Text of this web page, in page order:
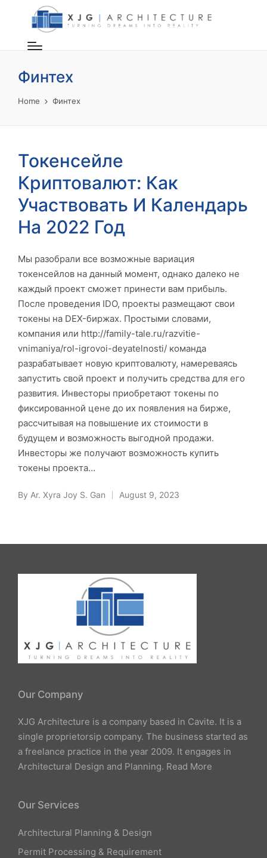
Финтех
Home Финтех
Токенсейле
Криптовалют: Как
Участвовать И Календарь
На 2022 Год
Мы разобрали все возможные вариация
токенсейлов на данный момент, однако далеко не
каждый проект сможет принести вам прибыль.
После проведения IDO, проекты размещают свои
токены на DEX-биржах. Простыми словами,
компания или http://family-tale.ru/razvitie-
vnimaniya/rol-igrovoi-deyatelnosti/ команда
разрабатывает новую криптовалюту, намереваясь
запустить свой проект и получить средства для его
развития. Инвесторы приобретают токены по
фиксированной цене до их появления на бирже,
рассчитывая на повышение их стоимости в
будущем и возможность выгодной продажи.
Инвесторы же получают возможность купить
токены проекта…
Posted
By Ar. Xyra Joy S. Gan August 9, 2023
Our Company
XJG Architecture is a company based in Cavite. It is a
single proprietorsip company. The business started as
a freelance practice in the year 2009. It engages in
Architectural Design and Planning. Read More
Our Services
Architectural Planning & Design
Permit Processing & Requirement